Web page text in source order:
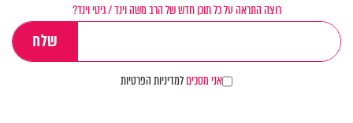
רוצה התראה על כל תוכן חדש של הרב משה וינד / גיטי וינד?
אני מסכיםלמדיניות הפרטיות